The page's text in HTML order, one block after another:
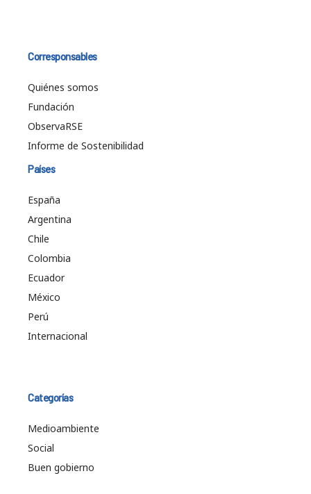
Corresponsables
Quiénes somos
Fundación
ObservaRSE
Informe de Sostenibilidad
Países
España
Argentina
Chile
Colombia
Ecuador
México
Perú
Internacional
Categorías
Medioambiente
Social
Buen gobierno